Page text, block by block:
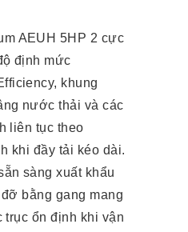
AEUH 5HP 2 cực
định mức
khung
nước thải và các
liên tục theo
khi đầy tải kéo dài.
sàng xuất khẩu
bằng gang mang
trục ổn định khi vận